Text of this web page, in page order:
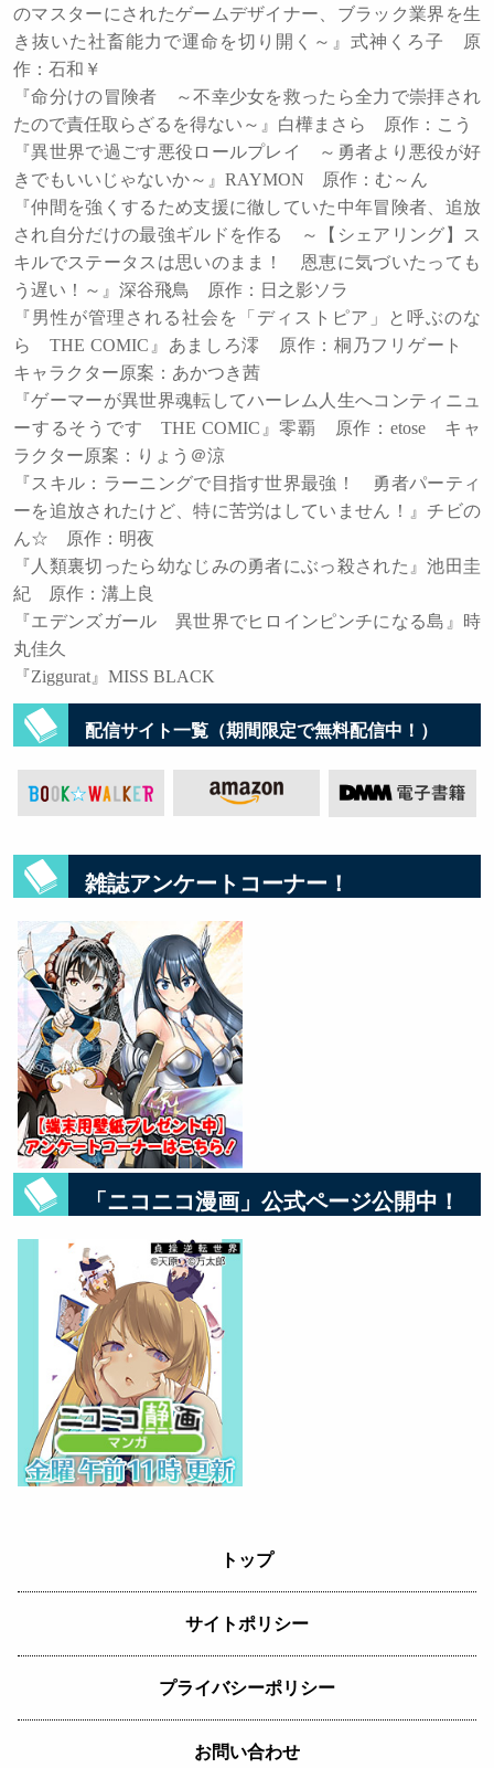
のマスターにされたゲームデザイナー、ブラック業界を生
き抜いた社畜能力で運命を切り開く～』式神くろ子 原
作：石和￥
『命分けの冒険者 ～不幸少女を救ったら全力で崇拝され
たので責任取らざるを得ない～』白樺まさら 原作：こう
『異世界で過ごす悪役ロールプレイ ～勇者より悪役が好
きでもいいじゃないか～』RAYMON 原作：む～ん
『仲間を強くするため支援に徹していた中年冒険者、追放
され自分だけの最強ギルドを作る ～【シェアリング】ス
キルでステータスは思いのまま！ 恩恵に気づいたっても
う遅い！～』深谷飛鳥 原作：日之影ソラ
『男性が管理される社会を「ディストピア」と呼ぶのな
ら THE COMIC』あましろ澪 原作：桐乃フリゲート
キャラクター原案：あかつき茜
『ゲーマーが異世界魂転してハーレム人生へコンティニュ
ーするそうです THE COMIC』零覇 原作：etose キャ
ラクター原案：りょう＠涼
『スキル：ラーニングで目指す世界最強！ 勇者パーティ
ーを追放されたけど、特に苦労はしていません！』チビの
ん☆ 原作：明夜
『人類裏切ったら幼なじみの勇者にぶっ殺された』池田圭
紀 原作：溝上良
『エデンズガール 異世界でヒロインピンチになる島』時
丸佳久
『Ziggurat』MISS BLACK
配信サイト一覧（期間限定で無料配信中！）
雑誌アンケートコーナー！
「ニコニコ漫画」公式ページ公開中！
トップ
サイトポリシー
プライバシーポリシー
お問い合わせ